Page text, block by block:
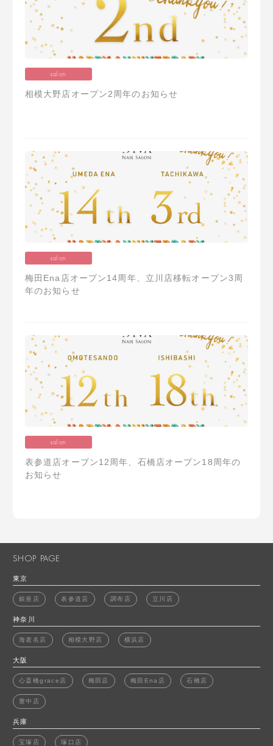
salon
相模大野店オープン2周年のお知らせ
salon
梅田Ena店オープン14周年、立川店移転オープン3周
年のお知らせ
salon
表参道店オープン12周年、石橋店オープン18周年の
お知らせ
SHOP PAGE
東京
銀座店 表参道店 調布店 立川店
神奈川
海老名店 相模大野店 横浜店
大阪
心斎橋grace店 梅田店 梅田Ena店 石橋店
豊中店
兵庫
宝塚店 塚口店